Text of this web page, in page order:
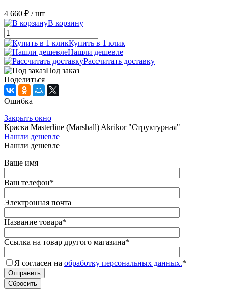
4 660 ₽ / шт
В корзину
Купить в 1 клик
Нашли дешевле
Рассчитать доставку
Под заказ
Поделиться
Ошибка
Закрыть окно
Краска Masterline (Marshall) Akrikor "Структурная"
Нашли дешевле
Нашли дешевле
Ваше имя
Ваш телефон*
Электронная почта
Название товара*
Ссылка на товар другого магазина*
Я согласен на обработку персональных данных.*